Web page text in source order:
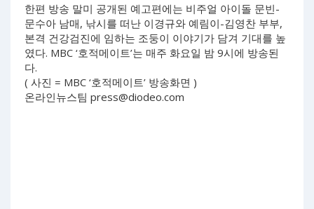
한편 방송 말미 공개된 예고편에는 비주얼 아이돌 문빈-
문수아 남매, 낚시를 떠난 이경규와 예림이-김영찬 부부,
본격 건강검진에 임하는 조둥이 이야기가 담겨 기대를 높
였다. MBC ‘호적메이트’는 매주 화요일 밤 9시에 방송된
다.
( 사진 = MBC ‘호적메이트’ 방송화면 )
온라인뉴스팀 press@diodeo.com